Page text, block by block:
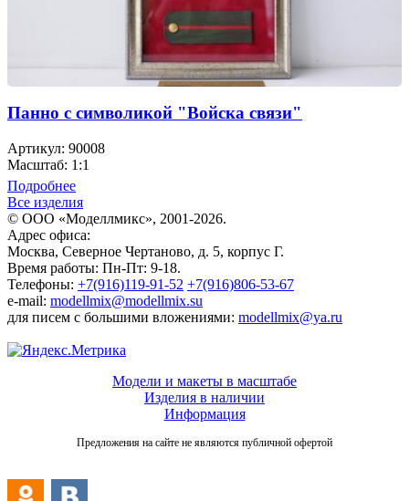
Панно с символикой "Войска связи"
Артикул: 90008
Масштаб: 1:1
Подробнее
Все изделия
© ООО «Моделлмикс», 2001-2026.
Адрес офиса:
Москва, Северное Чертаново, д. 5, корпус Г.
Время работы: Пн-Пт: 9-18.
Телефоны: +7(916)119-91-52 +7(916)806-53-67
e-mail: modellmix@modellmix.su
для писем с большими вложениями: modellmix@ya.ru
Модели и макеты в масштабе
Изделия в наличии
Информация
Предложения на сайте не являются публичной офертой